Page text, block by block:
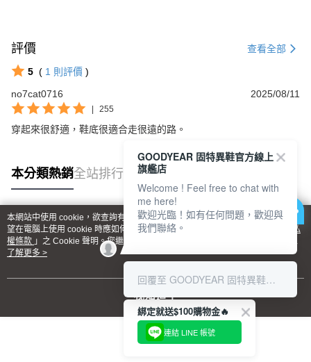
評價 查看全部
5 ( 1 則評價 )
no7cat0716
2025/08/11
| 255
穿起來很舒適，鞋底很適合走很遠的路。
本分類熱銷全站排行
熱門標籤
本網站中使用 cookie，欲查詢有關本網站使用 cookie 方式之詳情，及若您不希
望在電腦上使用 cookie 時應如何變更電腦的 cookie 設定，請參閱本網站「
隱私
權條款 」之 Cookie 聲明。您繼續使用本網站即表示您同意本公司得按本網站使
用條款之 Cookie 聲明使用 cookie。
了解更多 >
我知道了
綁定就送$100購物金🔥
連結 LINE 帳號
GOODYEAR 固特異鞋官方線上
旗艦店
Welcome ! Feel free to chat with
me here!
歡迎光臨！如有任何問題，歡迎與
我們聯絡。
回覆至 GOODYEAR 固特異鞋官方線上旗艦店